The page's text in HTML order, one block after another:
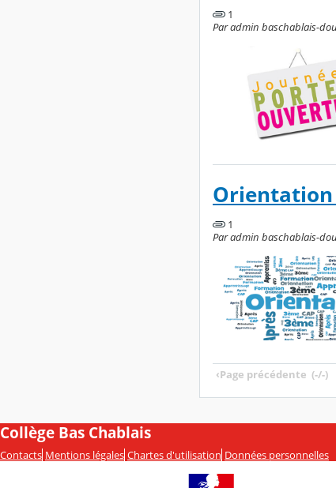
1
Par admin baschablais-
Orientation
1
Par admin baschablais-
‹Page précédente (-/-)
Collège Bas Chablais
Contacts Mentions légales Chartes d'utilisation Données personnelles